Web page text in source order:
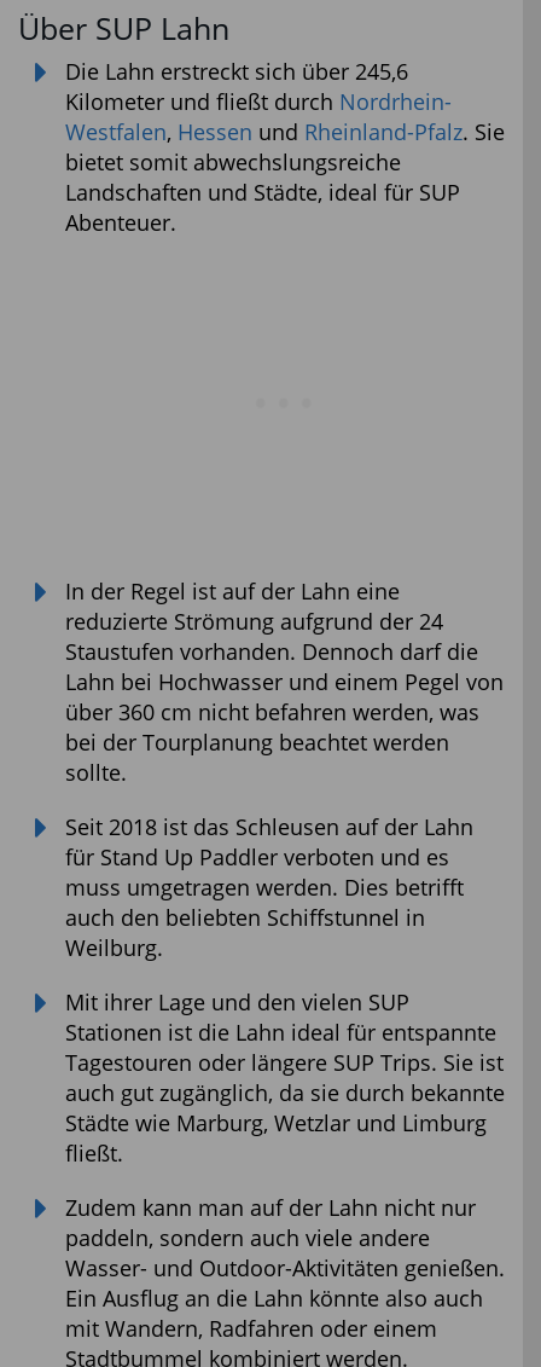
Über SUP Lahn
Die Lahn erstreckt sich über 245,6
Kilometer und fließt durch Nordrhein-
Westfalen, Hessen und Rheinland-Pfalz. Sie
bietet somit abwechslungsreiche
Landschaften und Städte, ideal für SUP
Abenteuer.
In der Regel ist auf der Lahn eine
reduzierte Strömung aufgrund der 24
Staustufen vorhanden. Dennoch darf die
Lahn bei Hochwasser und einem Pegel von
über 360 cm nicht befahren werden, was
bei der Tourplanung beachtet werden
sollte.
Seit 2018 ist das Schleusen auf der Lahn
für Stand Up Paddler verboten und es
muss umgetragen werden. Dies betrifft
auch den beliebten Schiffstunnel in
Weilburg.
Mit ihrer Lage und den vielen SUP
Stationen ist die Lahn ideal für entspannte
Tagestouren oder längere SUP Trips. Sie ist
auch gut zugänglich, da sie durch bekannte
Städte wie Marburg, Wetzlar und Limburg
fließt.
Zudem kann man auf der Lahn nicht nur
paddeln, sondern auch viele andere
Wasser- und Outdoor-Aktivitäten genießen.
Ein Ausflug an die Lahn könnte also auch
mit Wandern, Radfahren oder einem
Stadtbummel kombiniert werden.